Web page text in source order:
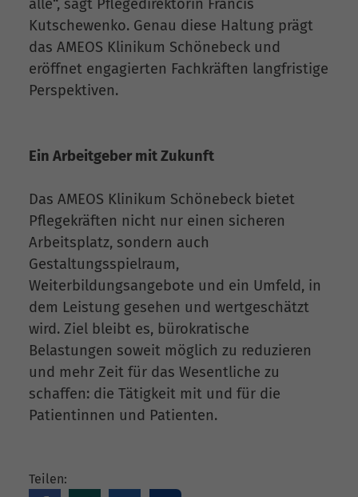
alle“, sagt Pflegedirektorin Francis
Kutschewenko. Genau diese Haltung prägt
das AMEOS Klinikum Schönebeck und
eröffnet engagierten Fachkräften langfristige
Perspektiven.
Ein Arbeitgeber mit Zukunft
Das AMEOS Klinikum Schönebeck bietet
Pflegekräften nicht nur einen sicheren
Arbeitsplatz, sondern auch
Gestaltungsspielraum,
Weiterbildungsangebote und ein Umfeld, in
dem Leistung gesehen und wertgeschätzt
wird. Ziel bleibt es, bürokratische
Belastungen soweit möglich zu reduzieren
und mehr Zeit für das Wesentliche zu
schaffen: die Tätigkeit mit und für die
Patientinnen und Patienten.
Teilen: